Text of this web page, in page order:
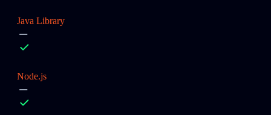
Java Library
Node.js